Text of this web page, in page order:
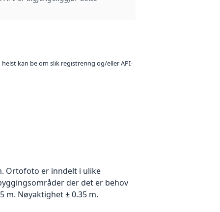
kan be om slik registrering og/eller API-
Ortofoto er inndelt i ulike
der det er behov
m. Nøyaktighet ± 0.35 m.